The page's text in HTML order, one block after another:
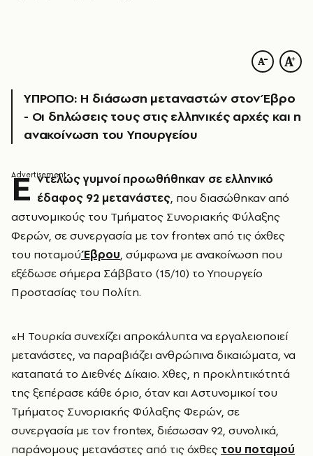
ΥΠΡΟΠΟ: Η διάσωση μεταναστών στον Έβρο
- Οι δηλώσεις τους στις ελληνικές αρχές και η
ανακοίνωση του Υπουργείου
Ε ντελώς γυμνοί προωθήθηκαν σε ελληνικό
έδαφος 92 μετανάστες, που διασώθηκαν από
αστυνομικούς του Τμήματος Συνοριακής Φύλαξης
Φερών, σε συνεργασία με τον frontex από τις όχθες
του ποταμούΈβρου, σύμφωνα με ανακοίνωση που
εξέδωσε σήμερα Σάββατο (15/10) το Υπουργείο
Προστασίας του Πολίτη.
«Η Τουρκία συνεχίζει απροκάλυπτα να εργαλειοποιεί
μετανάστες, να παραβιάζει ανθρώπινα δικαιώματα, να
καταπατά το Διεθνές Δίκαιο. Χθες, η προκλητικότητά
της ξεπέρασε κάθε όριο, όταν και Αστυνομικοί του
Τμήματος Συνοριακής Φύλαξης Φερών, σε
συνεργασία με τον frontex, διέσωσαν 92, συνολικά,
παράνομους μετανάστες από τις όχθες του ποταμού